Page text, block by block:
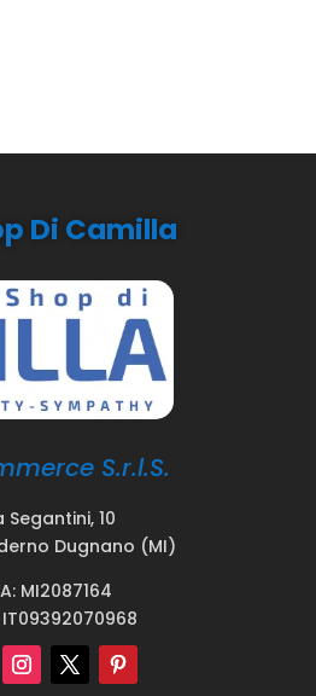
Di Camilla
S.r.l.S.
Segantini, 10
Dugnano (MI)
MI2087164
IT09392070968